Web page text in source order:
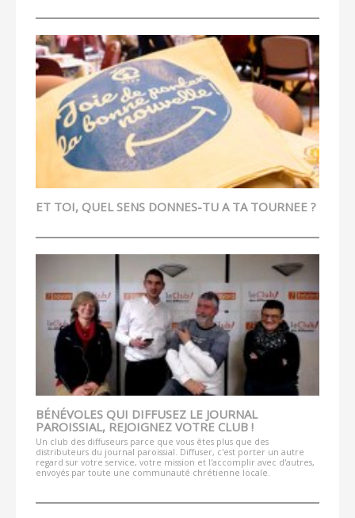
ET TOI, QUEL SENS DONNES-TU A TA TOURNEE ?
BÉNÉVOLES QUI DIFFUSEZ LE JOURNAL
PAROISSIAL, REJOIGNEZ VOTRE CLUB !
Un club des diffuseurs parce que vous êtes plus que des
distributeurs du journal paroissial. Diffuser, c'est porter un autre
regard sur votre service, votre mission et l'accomplir avec d'autres,
envoyés par toute une communauté chrétienne locale.